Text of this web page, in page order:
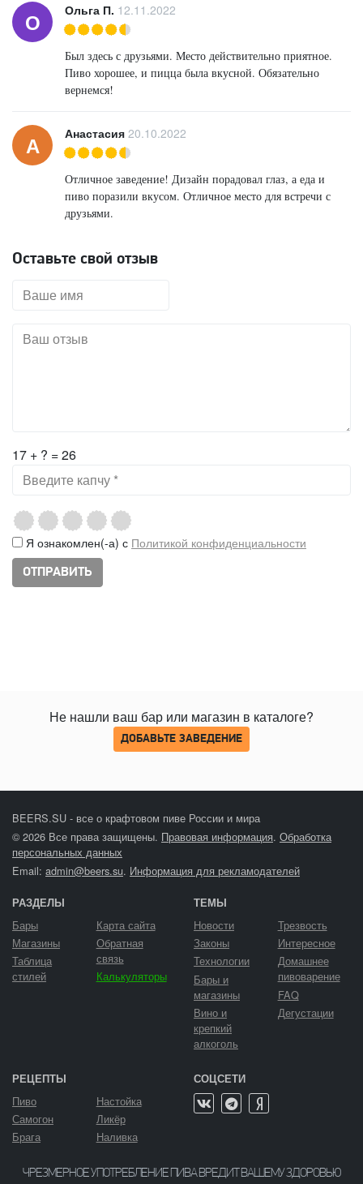
О Ольга П. 12.11.2022
Был здесь с друзьями. Место действительно приятное.
Пиво хорошее, и пицца была вкусной. Обязательно
вернемся!
А Анастасия 20.10.2022
Отличное заведение! Дизайн порадовал глаз, а еда и
пиво поразили вкусом. Отличное место для встречи с
друзьями.
Оставьте свой отзыв
17 + ? = 26
Я ознакомлен(-а) с Политикой конфиденциальности
Не нашли ваш бар или магазин в каталоге?
ДОБАВЬТЕ ЗАВЕДЕНИЕ
BEERS.SU - все о крафтовом пиве России и мира
© 2026 Все права защищены. Правовая информация. Обработка
персональных данных
Email: admin@beers.su. Информация для рекламодателей
РАЗДЕЛЫ
Бары
Магазины
Таблица
стилей
Карта сайта
Обратная
связь
Калькуляторы
ТЕМЫ
Новости
Законы
Технологии
Бары и
магазины
Вино и
крепкий
алкоголь
Трезвость
Интересное
Домашнее
пивоварение
FAQ
Дегустации
РЕЦЕПТЫ
Пиво
Самогон
Брага
Настойка
Ликёр
Наливка
СОЦСЕТИ
ЧРЕЗМЕРНОЕ УПОТРЕБЛЕНИЕ ПИВА ВРЕДИТ ВАШЕМУ ЗДОРОВЬЮ